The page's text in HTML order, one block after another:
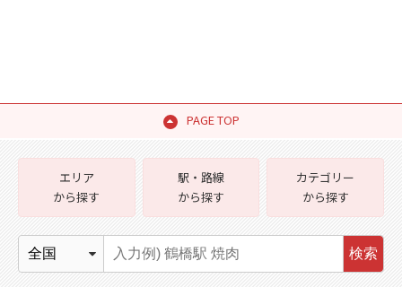
PAGE TOP
エリア
から探す
駅・路線
から探す
カテゴリー
から探す
検索